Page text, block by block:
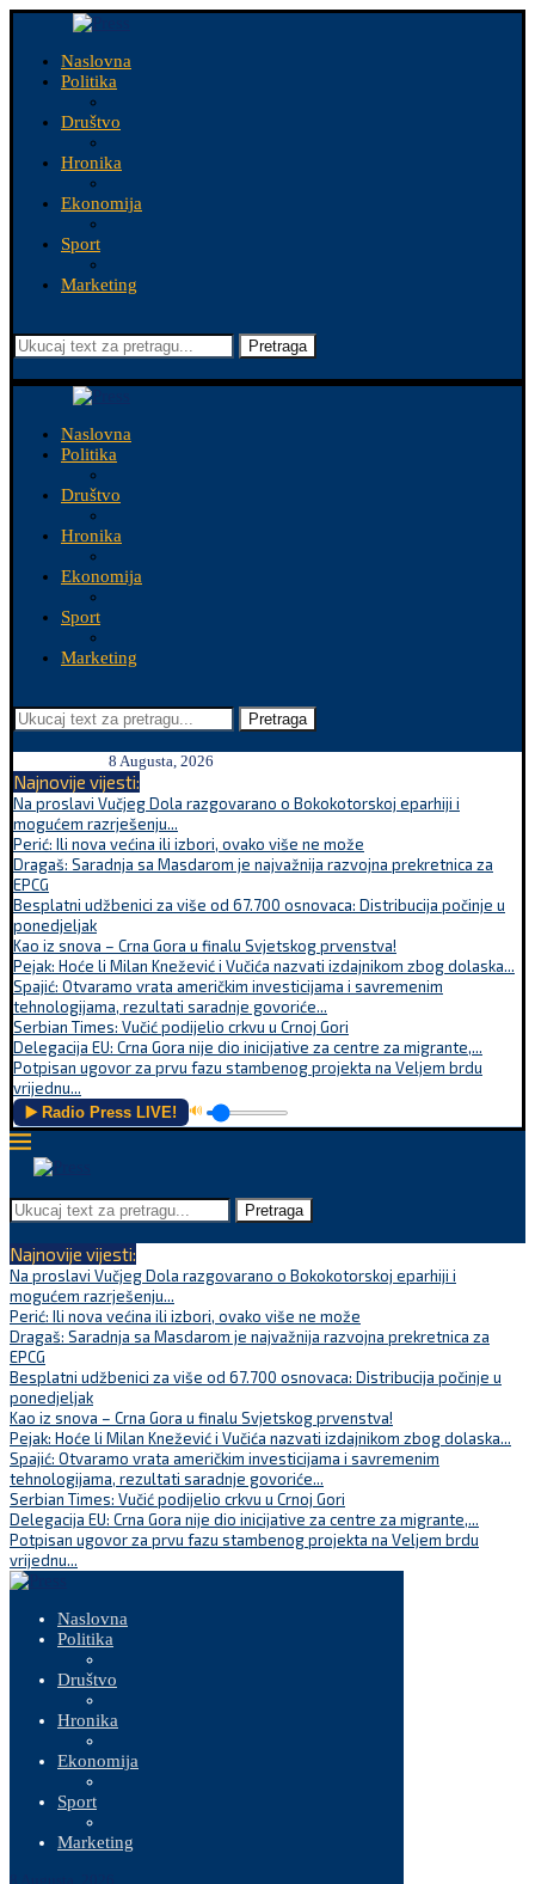
Naslovna
Politika
Društvo
Hronika
Ekonomija
Sport
Marketing
Pretraga
Naslovna
Politika
Društvo
Hronika
Ekonomija
Sport
Marketing
Pretraga
8 Augusta, 2026
Najnovije vijesti:
Na proslavi Vučjeg Dola razgovarano o Bokokotorskoj eparhiji i
mogućem razrješenju...
Perić: Ili nova većina ili izbori, ovako više ne može
Dragaš: Saradnja sa Masdarom je najvažnija razvojna prekretnica za
EPCG
Besplatni udžbenici za više od 67.700 osnovaca: Distribucija počinje u
ponedjeljak
Kao iz snova – Crna Gora u finalu Svjetskog prvenstva!
Pejak: Hoće li Milan Knežević i Vučića nazvati izdajnikom zbog dolaska...
Spajić: Otvaramo vrata američkim investicijama i savremenim
tehnologijama, rezultati saradnje govoriće...
Serbian Times: Vučić podijelio crkvu u Crnoj Gori
Delegacija EU: Crna Gora nije dio inicijative za centre za migrante,...
Potpisan ugovor za prvu fazu stambenog projekta na Veljem brdu
vrijednu...
▶️ Radio Press LIVE! 🔊
Pretraga
Najnovije vijesti:
Na proslavi Vučjeg Dola razgovarano o Bokokotorskoj eparhiji i
mogućem razrješenju...
Perić: Ili nova većina ili izbori, ovako više ne može
Dragaš: Saradnja sa Masdarom je najvažnija razvojna prekretnica za
EPCG
Besplatni udžbenici za više od 67.700 osnovaca: Distribucija počinje u
ponedjeljak
Kao iz snova – Crna Gora u finalu Svjetskog prvenstva!
Pejak: Hoće li Milan Knežević i Vučića nazvati izdajnikom zbog dolaska...
Spajić: Otvaramo vrata američkim investicijama i savremenim
tehnologijama, rezultati saradnje govoriće...
Serbian Times: Vučić podijelio crkvu u Crnoj Gori
Delegacija EU: Crna Gora nije dio inicijative za centre za migrante,...
Potpisan ugovor za prvu fazu stambenog projekta na Veljem brdu
vrijednu...
Naslovna
Politika
Društvo
Hronika
Ekonomija
Sport
Marketing